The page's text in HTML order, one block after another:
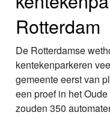
Rotterdam
De Rotterdamse
kentekenparkeren
gemeente eerst van
een proef in het
zouden 350